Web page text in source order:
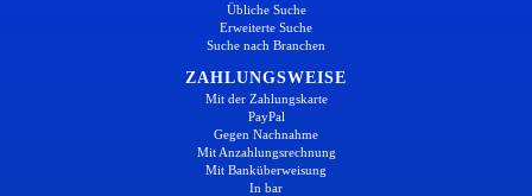
Übliche Suche
Erweiterte Suche
Suche nach Branchen
ZAHLUNGSWEISE
Mit der Zahlungskarte
PayPal
Gegen Nachnahme
Mit Anzahlungsrechnung
Mit Banküberweisung
In bar